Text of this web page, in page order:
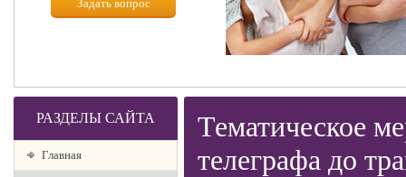
Задать вопрос
РАЗДЕЛЫ САЙТА
Главная
Тематическое
телеграфа до